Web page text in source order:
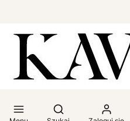
Otwórz